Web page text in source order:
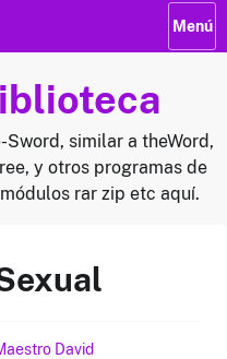
Menú
similar a theWord,
y otros programas de
rar zip etc aquí.
David